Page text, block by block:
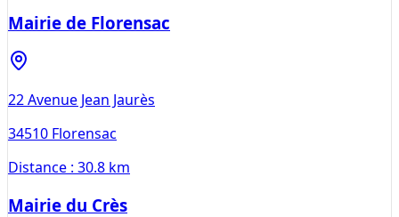
Mairie de Florensac
22 Avenue Jean Jaurès
34510 Florensac
Distance : 30.8 km
Mairie du Crès